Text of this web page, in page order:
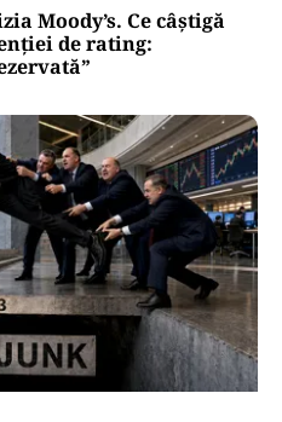
Moody’s. Ce câștigă
de rating: